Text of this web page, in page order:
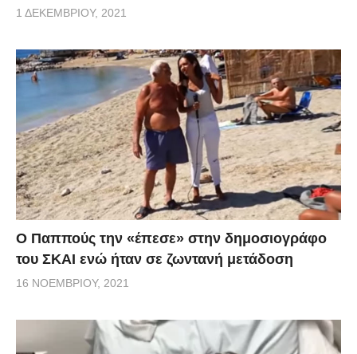
1 ΔΕΚΕΜΒΡΊΟΥ, 2021
Ο Παππούς την «έπεσε» στην δημοσιογράφο
του ΣΚΑΙ ενώ ήταν σε ζωντανή μετάδοση
16 ΝΟΕΜΒΡΊΟΥ, 2021